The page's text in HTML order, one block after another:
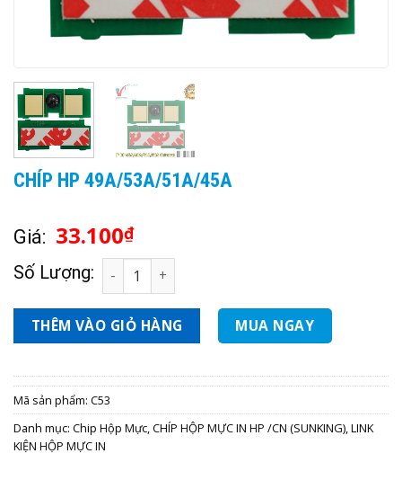
CHÍP HP 49A/53A/51A/45A
Giá: 33.100₫
Số Lượng:
CHÍP HP 49A/53A/51A/45A số lượng
THÊM VÀO GIỎ HÀNG MUA NGAY
Mã sản phẩm: C53
Danh mục: Chip Hộp Mực,CHÍP HỘP MỰC IN HP /CN (SUNKING),LINK
KIỆN HỘP MỰC IN